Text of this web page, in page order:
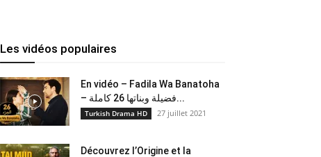
Les vidéos populaires
En vidéo – Fadila Wa Banatoha
– فضيلة وبناتها 26 كاملة...
Turkish Drama HD 27 juillet 2021
Découvrez l’Origine et la